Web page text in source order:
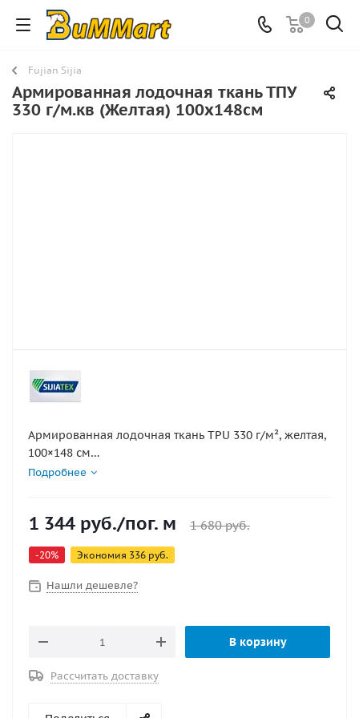
0
Fujian Sijia
Армированная лодочная ткань ТПУ
330 г/м.кв (Желтая) 100х148см
Армированная лодочная ткань TPU 330 г/м², желтая,
100×148 см
Яркий и хорошо заметный материал для ремонта,
локальных задач, сервисных работ и подготовки
материала.
Подробнее
1 344 руб./пог. м 1 680руб.
-20% Экономия 336 руб.
Нашли дешевле?
В корзину
Рассчитать доставку